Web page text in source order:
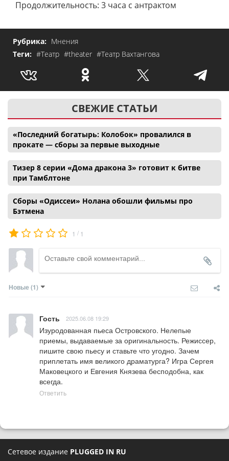
Продолжительность: 3 часа с антрактом
Рубрика: Мнения
Теги: #Театр #theater #Театр Вахтангова
СВЕЖИЕ СТАТЬИ
«Последний богатырь: Колобок» провалился в
прокате — сборы за первые выходные
Тизер 8 серии «Дома дракона 3» готовит к битве
при Тамблтоне
Сборы «Одиссеи» Нолана обошли фильмы про
Бэтмена
1 / 1
Новые (1)
Гость 2025.06.08 19:29
Изуродованная пьеса Островского. Нелепые
приемы, выдаваемые за оригинальность. Режиссер,
пишите свою пьесу и ставьте что угодно. Зачем
приплетать имя великого драматурга? Игра Сергея
Маковецкого и Евгения Князева бесподобна, как
всегда.
Ответить
Сетевое издание PLUGGED IN RU